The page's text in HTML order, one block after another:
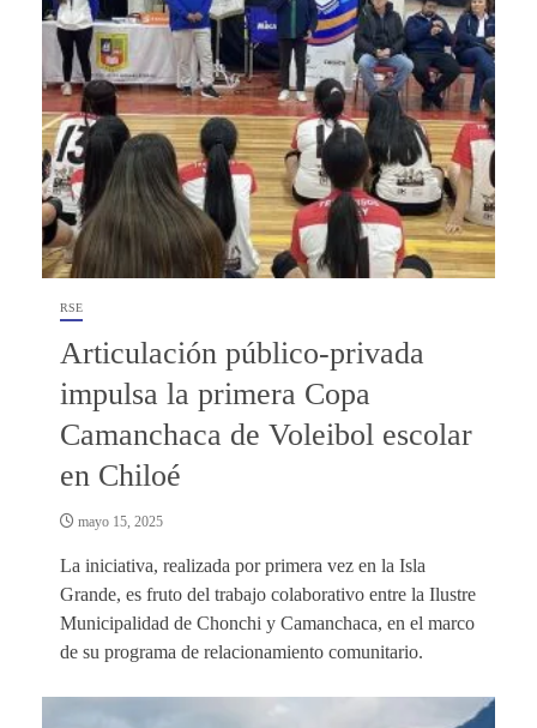
RSE
Articulación público-privada
impulsa la primera Copa
Camanchaca de Voleibol escolar
en Chiloé
mayo 15, 2025
La iniciativa, realizada por primera vez en la Isla
Grande, es fruto del trabajo colaborativo entre la Ilustre
Municipalidad de Chonchi y Camanchaca, en el marco
de su programa de relacionamiento comunitario.